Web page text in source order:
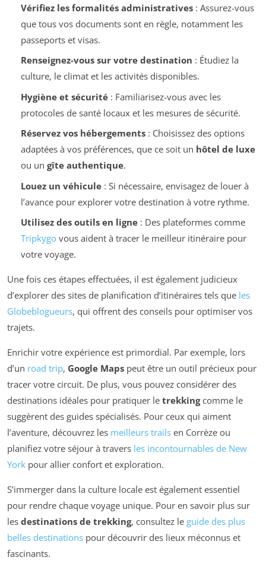
Vérifiez les formalités administratives: Assurez-vous
que tous vos documents sont en règle, notamment les
passeports et visas.
Renseignez-vous sur votre destination : Étudiez la
culture, le climat et les activités disponibles.
Hygiène et sécurité: Familiarisez-vous avec les
protocoles de santé locaux et les mesures de sécurité.
Réservez vos hébergements: Choisissez des options
adaptées à vos préférences, que ce soit un hôtel de luxe
ou un gîte authentique.
Louez un véhicule: Si nécessaire, envisagez de louer à
l’avance pour explorer votre destination à votre rythme.
Utilisez des outils en ligne: Des plateformes comme
Tripkygovous aident à tracer le meilleur itinéraire pour
votre voyage.
Une fois ces étapes effectuées, il est également judicieux
d’explorer des sites de planification d’itinéraires tels que les
Globeblogueurs, qui offrent des conseils pour optimiser vos
trajets.
Enrichir votre expérience est primordial. Par exemple, lors
d’un road trip, Google Maps peut être un outil précieux pour
tracer votre circuit. De plus, vous pouvez considérer des
destinations idéales pour pratiquer le trekkingcomme le
suggèrent des guides spécialisés. Pour ceux qui aiment
l’aventure, découvrez les meilleurs trails en Corrèze ou
planifiez votre séjour à travers les incontournables de New
York pour allier confort et exploration.
S’immerger dans la culture locale est également essentiel
pour rendre chaque voyage unique. Pour en savoir plus sur
les destinations de trekking, consultez le guide des plus
belles destinations pour découvrir des lieux méconnus et
fascinants.